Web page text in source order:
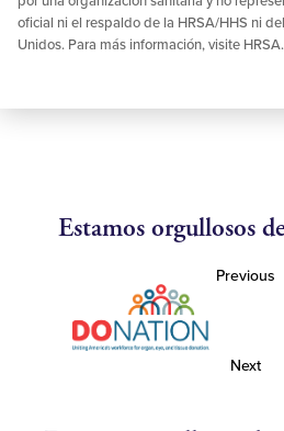
oficial ni el respaldo de la HRSA/HHS ni
Unidos. Para más información, visite
Estamos orgullosos
Previous
Next